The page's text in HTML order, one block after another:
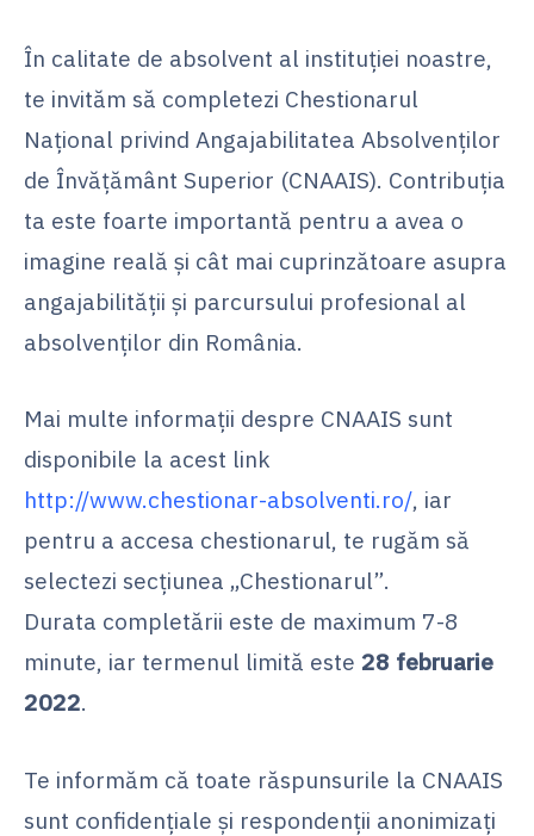
În calitate de absolvent al instituției noastre,
te invităm să completezi Chestionarul
Național privind Angajabilitatea Absolvenților
de Învățământ Superior (CNAAIS). Contribuția
ta este foarte importantă pentru a avea o
imagine reală și cât mai cuprinzătoare asupra
angajabilității și parcursului profesional al
absolvenților din România.
Mai multe informații despre CNAAIS sunt
disponibile la acest link
http://www.chestionar-absolventi.ro/, iar
pentru a accesa chestionarul, te rugăm să
selectezi secțiunea „Chestionarul”.
Durata completării este de maximum 7-8
minute, iar termenul limită este 28 februarie
2022.
Te informăm că toate răspunsurile la CNAAIS
sunt confidențiale și respondenții anonimizați